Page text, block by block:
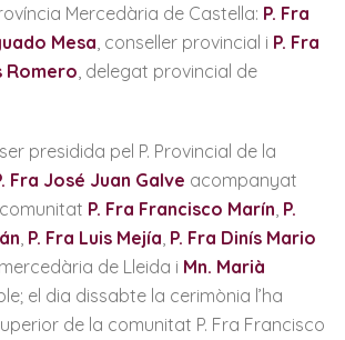
Mercedària de Castella: P. Fra
Mesa , conseller provincial i P. Fra
Romero , delegat provincial de
presidida pel P. Provincial de la
Fra José Juan Galve acompanyat
P. Fra Francisco Marín P.
P. Fra Luis Mejía P. Fra Dinís Mario
de Lleida i Mn. Marià
el dia dissabte la cerimònia l’ha
de la comunitat P. Fra Francisco